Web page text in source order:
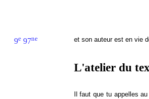
9e97ne et son auteur est en vie
L'atelier du
Il faut que tu appelles